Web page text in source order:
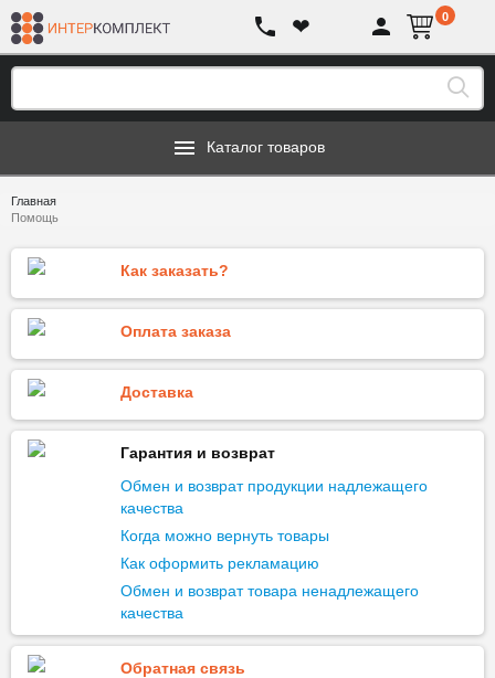
❤ 0
Каталог товаров
Главная
Помощь
Как заказать?
Оплата заказа
Доставка
Гарантия и возврат
Обмен и возврат продукции надлежащего
качества
Когда можно вернуть товары
Как оформить рекламацию
Обмен и возврат товара ненадлежащего
качества
Обратная связь